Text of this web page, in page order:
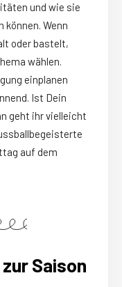
und wie sie
Wenn
oder bastelt,
wählen.
einplanen
Ist Dein
geht ihr vielleicht
auf dem
Saison